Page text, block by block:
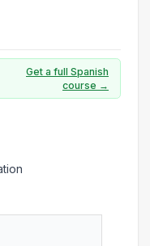
Get a full Spanish
course →